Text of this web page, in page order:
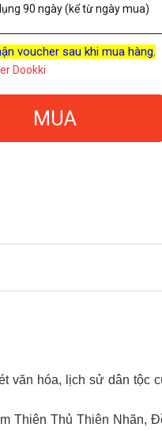
90 ngày (kể từ ngày mua)
voucher sau khi mua hàng.
Dookki
MUA
văn hóa, lịch sử dân tộc
Thiên Thủ Thiên Nhãn,